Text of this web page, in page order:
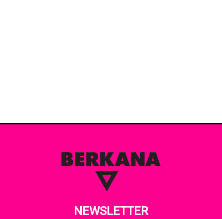
NEWSLETTER